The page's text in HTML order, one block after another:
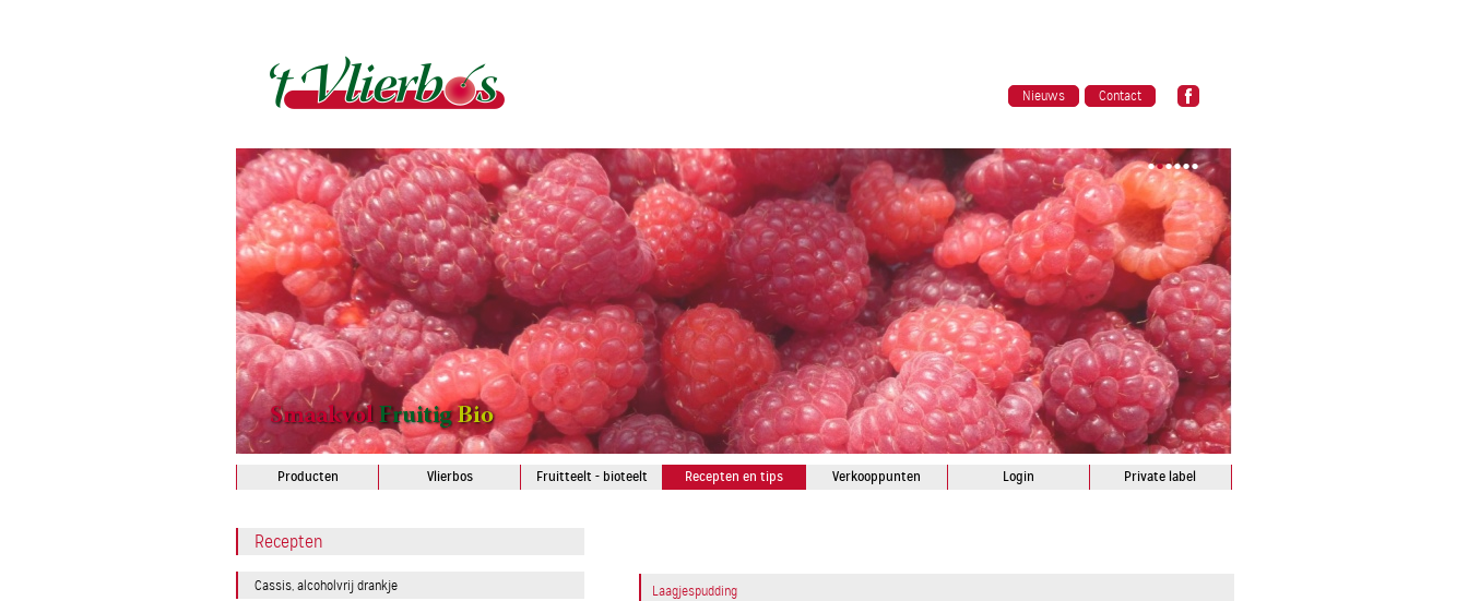
Nieuws Contact
••••••
Producten Vlierbos Fruitteelt - bioteelt Recepten en tips Verkooppunten Login Private label
Recepten
Cassis, alcoholvrij drankje
Laagjespudding